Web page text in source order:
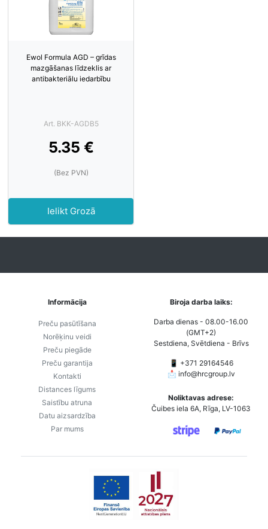
Ewol Formula AGD – grīdas
mazgāšanas līdzeklis ar
antibakteriālu iedarbību
Art. BKK-AGDB5
5.35 €
(Bez PVN)
Ielikt Grozā
Informācija
Preču pasūtīšana
Norēķinu veidi
Preču piegāde
Preču garantija
Kontakti
Distances līgums
Saistību atruna
Datu aizsardzība
Par mums
Biroja darba laiks:
Darba dienas - 08.00-16.00
(GMT+2)
Sestdiena, Svētdiena - Brīvs
📱 +371 29164546
📩 info@hrcgroup.lv
Noliktavas adrese:
Čuibes iela 6A, Rīga, LV-1063